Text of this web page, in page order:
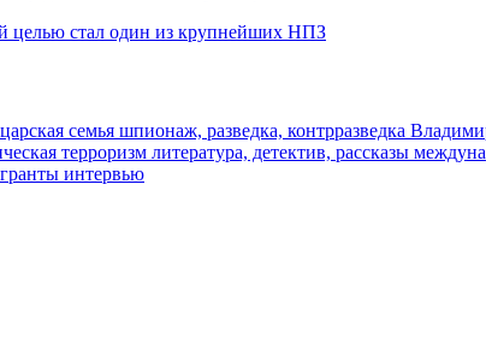
целью стал один из крупнейших НПЗ
семья шпионаж, разведка, контрразведка
терроризм литература, детектив, рассказы
интервью